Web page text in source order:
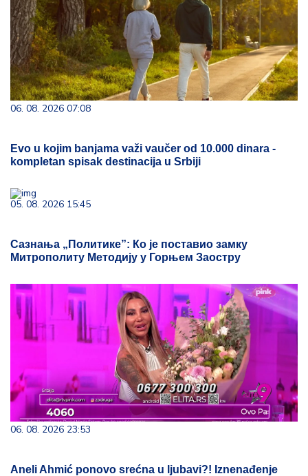
06. 08. 2026 07:08
Evo u kojim banjama važi vaučer od 10.000 dinara -
kompletan spisak destinacija u Srbiji
05. 08. 2026 15:45
Сазнања „Политике”: Ко је поставио замку
Митрополиту Методију у Горњем Заостру
06. 08. 2026 23:53
Aneli Ahmić ponovo srećna u ljubavi?! Iznenađenje